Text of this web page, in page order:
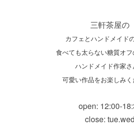
三軒茶屋の
カフェとハンドメイドの
食べても太らない糖質オフ
ハンドメイド作家
可愛い作品をお楽しみく
open: 12:00-
close: tue.wed